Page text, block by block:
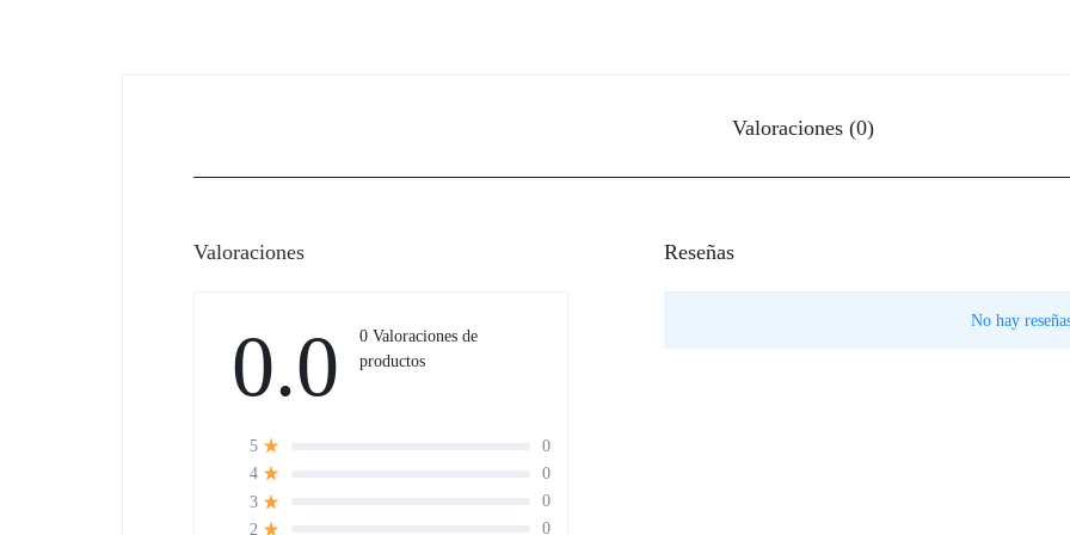
Valoraciones (0)
Valoraciones
0.0
0 Valoraciones de
productos
5
0
4
0
3
0
2
0
Reseñas
No hay